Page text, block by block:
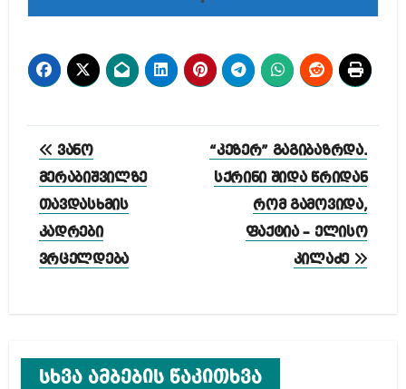
პოსტის
ნავიგაცია
ვანო
მერაბიშვილზე
თავდასხმის
კადრები
ვრცელდება
“კეზერ” გაგიბაზრდა.
სქრინი შიდა წრიდან
რომ გამოვიდა,
ფაქტია – ელისო
კილაძე
სხვა ამბების წაკითხვა